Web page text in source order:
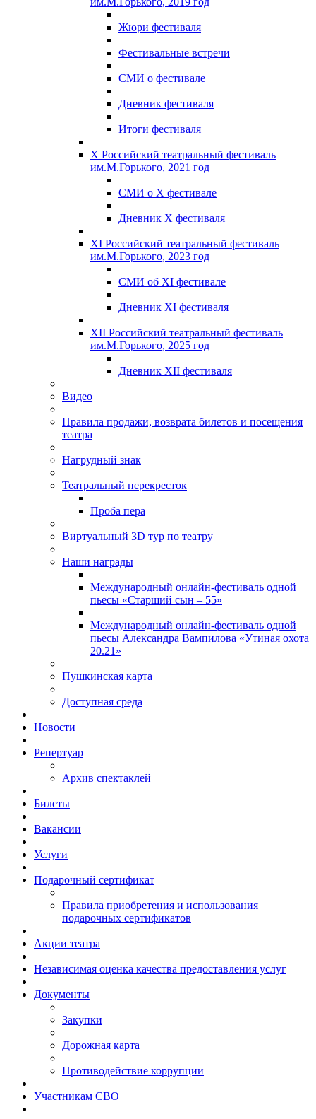
Жюри фестиваля
Фестивальные встречи
СМИ о фестивале
Дневник фестиваля
Итоги фестиваля
X Российский театральный фестиваль
им.М.Горького, 2021 год
СМИ о X фестивале
Дневник X фестиваля
XI Российский театральный фестиваль
им.М.Горького, 2023 год
СМИ об XI фестивале
Дневник XI фестиваля
XII Российский театральный фестиваль
им.М.Горького, 2025 год
Дневник XII фестиваля
Видео
Правила продажи, возврата билетов и посещения
театра
Нагрудный знак
Театральный перекресток
Проба пера
Виртуальный 3D тур по театру
Наши награды
Международный онлайн-фестиваль одной
пьесы «Старший сын – 55»
Международный онлайн-фестиваль одной
пьесы Александра Вампилова «Утиная охота
20.21»
Пушкинская карта
Доступная среда
Новости
Репертуар
Архив спектаклей
Билеты
Вакансии
Услуги
Подарочный сертификат
Правила приобретения и использования
подарочных сертификатов
Акции театра
Независимая оценка качества предоставления услуг
Документы
Закупки
Дорожная карта
Противодействие коррупции
Участникам СВО